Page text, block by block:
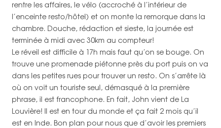
rentre les affaires, le vélo (accroché à l’intérieur de
l’enceinte resto/hôtel) et on monte la remorque dans la
chambre. Douche, rédaction et sieste, la journée est
terminée à midi avec 30km au compteur!
Le réveil est difficile à 17h mais faut qu’on se bouge. On
trouve une promenade piétonne près du port puis on va
dans les petites rues pour trouver un resto. On s’arrête là
où on voit un touriste seul, démasqué à la première
phrase, il est francophone. En fait, John vient de La
Louvière! Il est en tour du monde et ça fait 2 mois qu’il
est en Inde. Bon plan pour nous que d’avoir les premiers